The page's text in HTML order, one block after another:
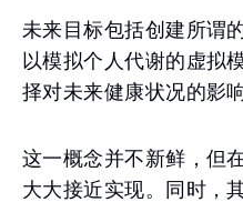
未来目标包括创建所谓
以模拟个人代谢的虚拟
择对未来健康状况的影响
这一概念并不新鲜，但
大大接近实现。同时，